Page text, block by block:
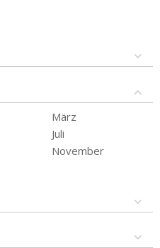
März
Juli
November